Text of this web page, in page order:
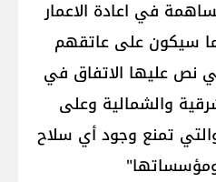
في اعادة الاعمار
سيكون على عاتقهم
نص عليها الاتفاق في
والشمالية وعلى
والتي تمنع وجود أي سلاح